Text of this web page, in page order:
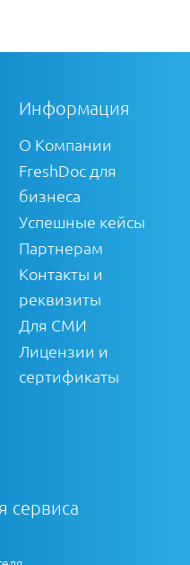
Информация
О Компании
FreshDoc для
бизнеса
Успешные кейсы
Партнерам
Контакты и
реквизиты
Для СМИ
Лицензии и
сертификаты
сервиса